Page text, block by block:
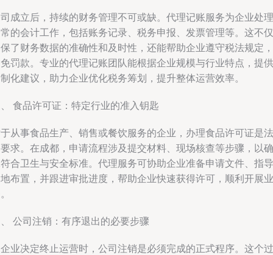
成立后，持续的财务管理不可或缺。代理记账服务为企业处理
的会计工作，包括账务记录、税务申报、发票管理等。这不仅
了财务数据的准确性和及时性，还能帮助企业遵守税法规定，
罚款。专业的代理记账团队能根据企业规模与行业特点，提供
化建议，助力企业优化税务筹划，提升整体运营效率。
食品许可证：特定行业的准入钥匙
从事食品生产、销售或餐饮服务的企业，办理食品许可证是法
求。在成都，申请流程涉及提交材料、现场核查等步骤，以确
合卫生与安全标准。代理服务可协助企业准备申请文件、指导
布置，并跟进审批进度，帮助企业快速获得许可，顺利开展业
公司注销：有序退出的必要步骤
业决定终止运营时，公司注销是必须完成的正式程序。这个过